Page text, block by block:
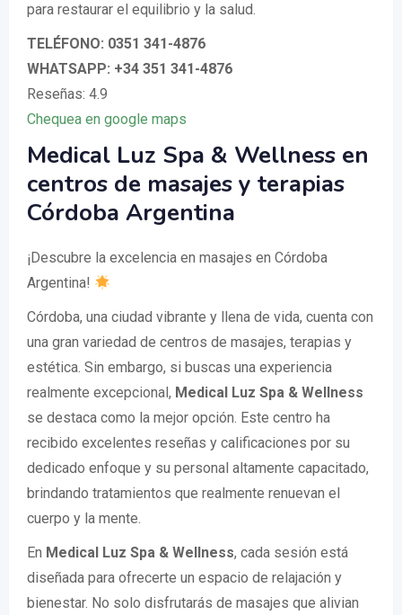
para restaurar el equilibrio y la salud.
TELÉFONO: 0351 341-4876
WHATSAPP: +34 351 341-4876
Reseñas: 4.9
Chequea en google maps
Medical Luz Spa & Wellness en
centros de masajes y terapias
Córdoba Argentina
¡Descubre la excelencia en masajes en Córdoba
Argentina!
Córdoba, una ciudad vibrante y llena de vida, cuenta con
una gran variedad de centros de masajes, terapias y
estética. Sin embargo, si buscas una experiencia
realmente excepcional, Medical Luz Spa & Wellness
se destaca como la mejor opción. Este centro ha
recibido excelentes reseñas y calificaciones por su
dedicado enfoque y su personal altamente capacitado,
brindando tratamientos que realmente renuevan el
cuerpo y la mente.
En Medical Luz Spa & Wellness, cada sesión está
diseñada para ofrecerte un espacio de relajación y
bienestar. No solo disfrutarás de masajes que alivian